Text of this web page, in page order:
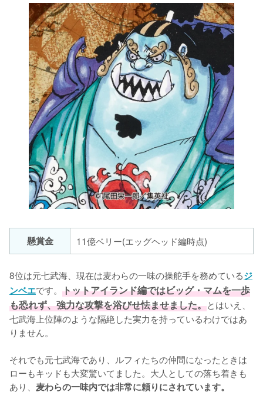
懸賞金 11億ベリー(エッグヘッド編時点)
8位は元七武海、現在は麦わらの一味の操舵手を務めているジ
ンベエです。 トットアイランド編ではビッグ・マムを一歩
も恐れず、強力な攻撃を浴びせ怯ませました。とはいえ、
七武海上位陣のような隔絶した実力を持っているわけではあ
りません。
それでも元七武海であり、ルフィたちの仲間になったときは
ローもキッドも大変驚いてました。大人としての落ち着きも
あり、 麦わらの一味内では非常に頼りにされています。